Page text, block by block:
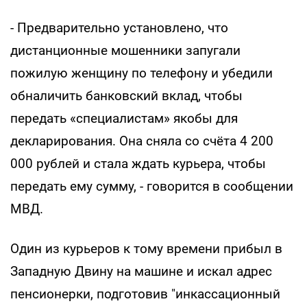
- Предварительно установлено, что
дистанционные мошенники запугали
пожилую женщину по телефону и убедили
обналичить банковский вклад, чтобы
передать «специалистам» якобы для
декларирования. Она сняла со счёта 4 200
000 рублей и стала ждать курьера, чтобы
передать ему сумму, - говорится в сообщении
МВД.
Один из курьеров к тому времени прибыл в
Западную Двину на машине и искал адрес
пенсионерки, подготовив "инкассационный